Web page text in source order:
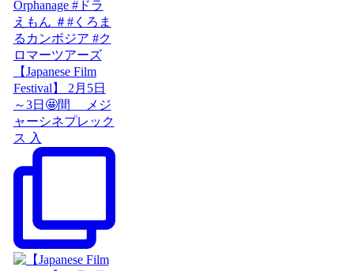
【Japanese Film
Festival】 2月5日
～3日🤩間 メジ
ャーシネプレック
ス 入